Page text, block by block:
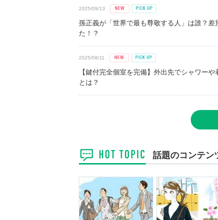
2025/09/13
孫正義が「世界で最も尊敬する人」は誰？
た！？
2025/08/11
【鍵付完全個室を完備】外出先でシャワー
とは？
話題のコンテン